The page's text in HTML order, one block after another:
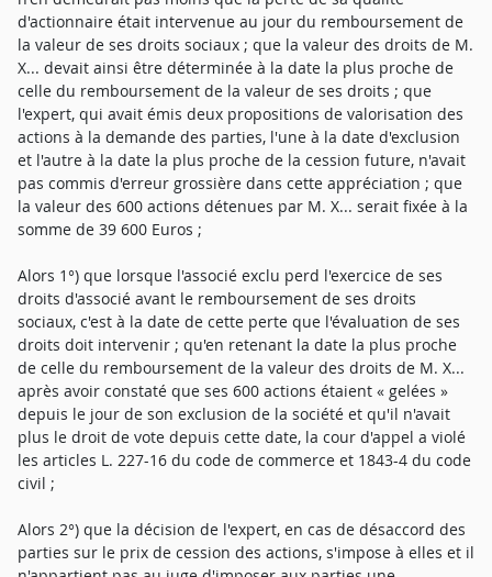
d'actionnaire était intervenue au jour du remboursement de
la valeur de ses droits sociaux ; que la valeur des droits de M.
X... devait ainsi être déterminée à la date la plus proche de
celle du remboursement de la valeur de ses droits ; que
l'expert, qui avait émis deux propositions de valorisation des
actions à la demande des parties, l'une à la date d'exclusion
et l'autre à la date la plus proche de la cession future, n'avait
pas commis d'erreur grossière dans cette appréciation ; que
la valeur des 600 actions détenues par M. X... serait fixée à la
somme de 39 600 Euros ;
Alors 1°) que lorsque l'associé exclu perd l'exercice de ses
droits d'associé avant le remboursement de ses droits
sociaux, c'est à la date de cette perte que l'évaluation de ses
droits doit intervenir ; qu'en retenant la date la plus proche
de celle du remboursement de la valeur des droits de M. X...
après avoir constaté que ses 600 actions étaient « gelées »
depuis le jour de son exclusion de la société et qu'il n'avait
plus le droit de vote depuis cette date, la cour d'appel a violé
les articles L. 227-16 du code de commerce et 1843-4 du code
civil ;
Alors 2°) que la décision de l'expert, en cas de désaccord des
parties sur le prix de cession des actions, s'impose à elles et il